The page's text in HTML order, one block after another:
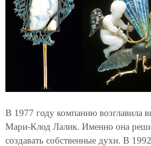
В 1977 году компанию возглавила
Мари-Клод Лалик. Именно она
создавать собственные духи. В